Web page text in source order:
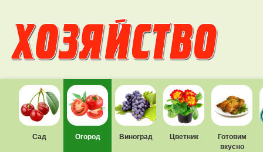
Сад Огород Виноград Цветник
Готовим
вкусно